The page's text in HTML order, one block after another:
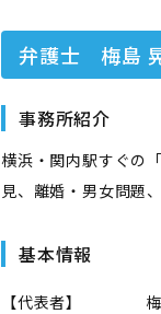
弁護士 梅島
事務所紹介
横浜・関内駅すぐの
見、離婚・男女問題
基本情報
【代表者】